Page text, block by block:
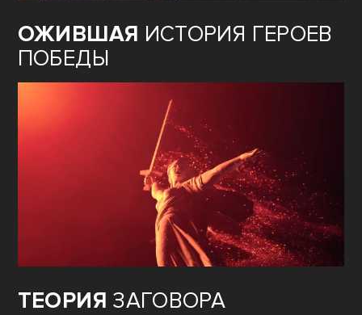
ОЖИВШАЯ ИСТОРИЯ ГЕРОЕВ
ПОБЕДЫ
ТЕОРИЯ ЗАГОВОРА